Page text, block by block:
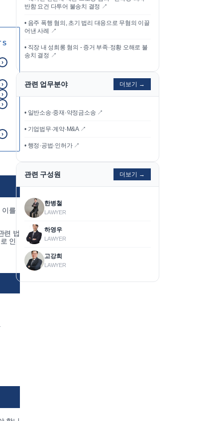
›
›
›
›
›
이를
련 법
인
반함 요건 다투어 불송치 결정 ↗
• 음주 폭행 혐의, 초기 법리 대응으로 무혐의 이끌
어낸 사례
↗
• 직장 내 성희롱 혐의 - 증거 부족·정황 오해로 불
송치 결정 ↗
관련 업무분야 더보기 →
• 일반소송·중재·약정금소송 ↗
• 기업법무·계약·M&A ↗
• 행정·공법·인허가 ↗
관련 구성원 더보기 →
한병철
LAWYER
하영우
LAWYER
고강희
LAWYER